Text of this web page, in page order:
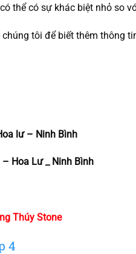
thể có sự khác biệt nhỏ so
tôi để biết thêm thông
lư – Ninh Bình
Hoa Lư _ Ninh Bình
Thúy Stone
4